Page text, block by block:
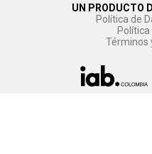
UN PRODUCTO
Política de
Política
Términos